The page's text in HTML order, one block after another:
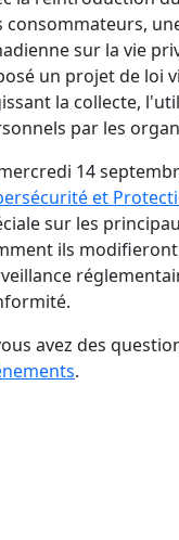
consommateurs,
sur la vie
un projet de loi
la collecte,
par les
14
et
sur les
ils
avez des
.